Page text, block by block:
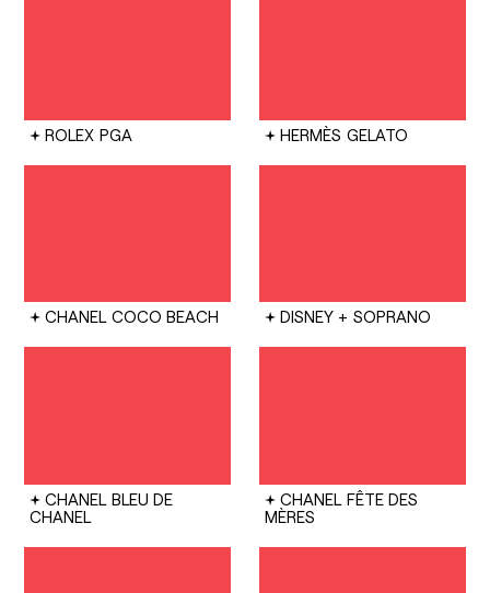
ROLEX PGA HERMÈS GELATO
CHANEL COCO BEACH DISNEY + SOPRANO
CHANEL BLEU DE
CHANEL
CHANEL FÊTE DES
MÈRES